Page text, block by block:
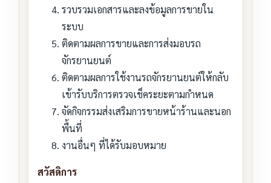
รวบรวมเอกสารและลงข้อมูลการขายใน
ระบบ
ติดตามผลการขายและการส่งมอบรถ
จักรยานยนต์
ติดตามผลการใช้งานรถจักรยานยนต์ให้กลับ
เข้ารับบริการตรวจเช็คระยะตามกำหนด
จัดกิจกรรมส่งเสริมการขายหน้าร้านและนอก
พื้นที่
งานอื่นๆ ที่ได้รับมอบหมาย
สวัสดิการ